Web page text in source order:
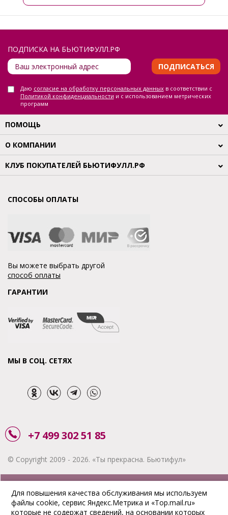
ПОДПИСКА НА БЬЮТИФУЛЛ.РФ
ПОДПИСАТЬСЯ
Даю согласие на обработку персональных данныхв соответствии с
Политикой конфиденциальности и с использованием метрических
программ
ПОМОЩЬ
О КОМПАНИИ
КЛУБ ПОКУПАТЕЛЕЙ БЬЮТИФУЛЛ.РФ
СПОСОБЫ ОПЛАТЫ
Вы можете выбрать другой
способ оплаты
ГАРАНТИИ
МЫ В СОЦ. СЕТЯХ
+7 499 302 51 85
© Copyright 2009 - 2026. «Ты прекрасна. Бьютифул»
АКЦИИ
Для повышения качества обслуживания мы используем
файлы cookie, сервис Яндекс.Метрика и «Top.mail.ru»
которые не содержат сведений, на основании которых